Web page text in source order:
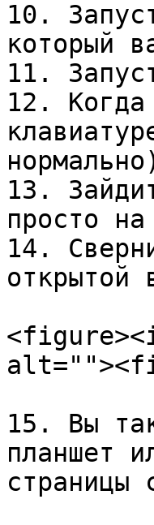
10.
который
11.
12. Когда
13.
просто
14.
открытой
15. Вы
планшет
страницы